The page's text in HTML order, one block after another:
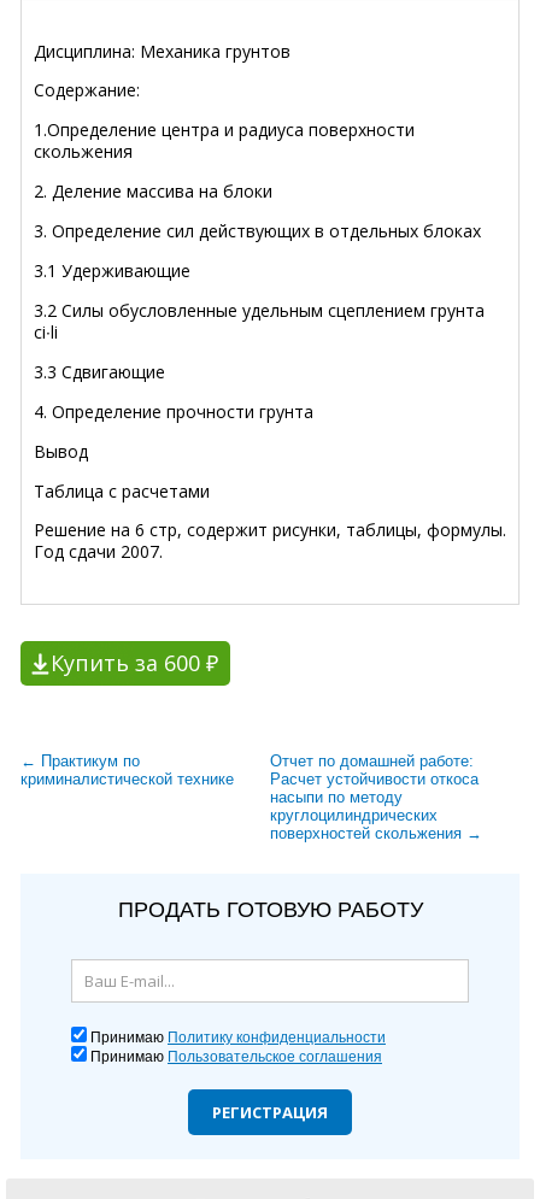
Дисциплина: Механика грунтов
Содержание:
1.Определение центра и радиуса поверхности
скольжения
2. Деление массива на блоки
3. Определение сил действующих в отдельных блоках
3.1 Удерживающие
3.2 Силы обусловленные удельным сцеплением грунта
ci∙li
3.3 Сдвигающие
4. Определение прочности грунта
Вывод
Таблица с расчетами
Решение на 6 стр, содержит рисунки, таблицы, формулы.
Год сдачи 2007.
Купить за 600 ₽
← Практикум по
криминалистической технике
Отчет по домашней работе:
Расчет устойчивости откоса
насыпи по методу
круглоцилиндрических
поверхностей скольжения →
ПРОДАТЬ ГОТОВУЮ РАБОТУ
Принимаю Политику конфиденциальности
Принимаю Пользовательское соглашения
РЕГИСТРАЦИЯ